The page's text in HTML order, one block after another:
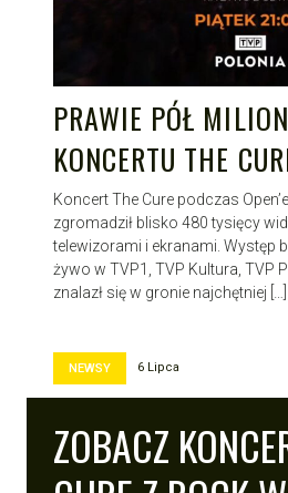
PRAWIE PÓŁ
KONCERTU THE
Koncert The Cure podczas
zgromadził blisko 480 tysięcy
telewizorami i ekranami. Występ
żywo w TVP1, TVP Kultura, TVP
znalazł się w gronie najchętniej […]
NEWSY 6 Lipca
ZOBACZ